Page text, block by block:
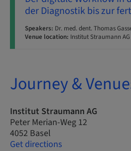
der Diagnostik bis zur
Speakers: Dr. med. dent. Thomas
Venue location: Institut Straumann
Journey &
Institut Straumann AG
Peter Merian-Weg 12
4052 Basel
Get directions